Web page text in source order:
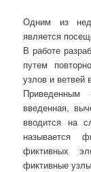
Одним из
является
В работе
путем
узлов и ветвей
Приведенным
введенная,
вводится на
называется
фиктивных
фиктивные